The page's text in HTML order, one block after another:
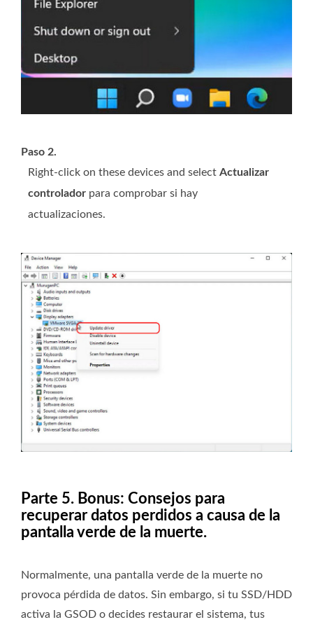
Paso 2.
Right-click on these devices and select Actualizar
controlador para comprobar si hay
actualizaciones.
Parte 5. Bonus: Consejos para
recuperar datos perdidos a causa de la
pantalla verde de la muerte.
Normalmente, una pantalla verde de la muerte no
provoca pérdida de datos. Sin embargo, si tu SSD/HDD
activa la GSOD o decides restaurar el sistema, tus